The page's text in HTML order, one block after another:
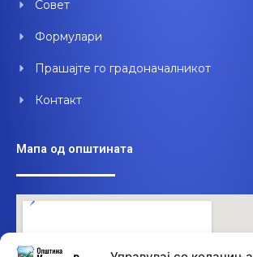
Совет
Формулари
Прашајте го градоначалникот
Контакт
Мапа од општината